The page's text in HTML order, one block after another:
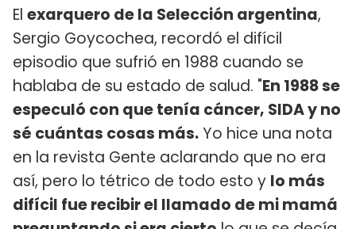
El exarquero de la Selección argentina,
Sergio Goycochea, recordó el difícil
episodio que sufrió en 1988 cuando se
hablaba de su estado de salud. "En 1988 se
especuló con que tenía cáncer, SIDA y no
sé cuántas cosas más.Yo hice una nota
en la revista Gente aclarando que no era
así, pero lo tétrico de todo esto y lo más
difícil fue recibir el llamado de mi mamá